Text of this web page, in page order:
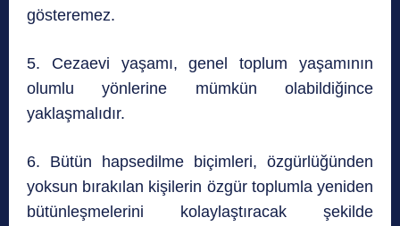
gösteremez.
5. Cezaevi yaşamı, genel toplum yaşamının
olumlu yönlerine mümkün olabildiğince
yaklaşmalıdır.
6. Bütün hapsedilme biçimleri, özgürlüğünden
yoksun bırakılan kişilerin özgür toplumla yeniden
bütünleşmelerini kolaylaştıracak şekilde